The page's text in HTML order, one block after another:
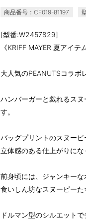
商品番号：CF019-81197
[型番:W2457829]
《KRIFF MAYER 夏アイ
大人気のPEANUTSコラボ
ハンバーガーと戯れるス
す。
バッグプリントのスヌーピ
立体感のある仕上がりにな
前身頃には、ジャンキー
食いしん坊なスヌーピーた
ドルマン型のシルエット